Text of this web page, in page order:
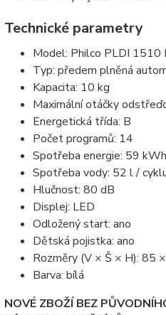
Technické parametry
Model: Philco PLDI 1510
Typ: předem plněná
Kapacita: 10 kg
Maximální otáčky
Energetická třída: B
Počet programů: 14
Spotřeba energie: 59
Spotřeba vody: 52 l /
Hlučnost: 80 dB
Displej: LED
Odložený start: ano
Dětská pojistka: ano
Rozměry (V × Š × H): 85
Barva: bílá
NOVÉ ZBOŽÍ BEZ